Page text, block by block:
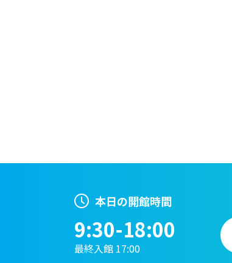
本日の開館時間
9:30-18:00
最終入館 17:00